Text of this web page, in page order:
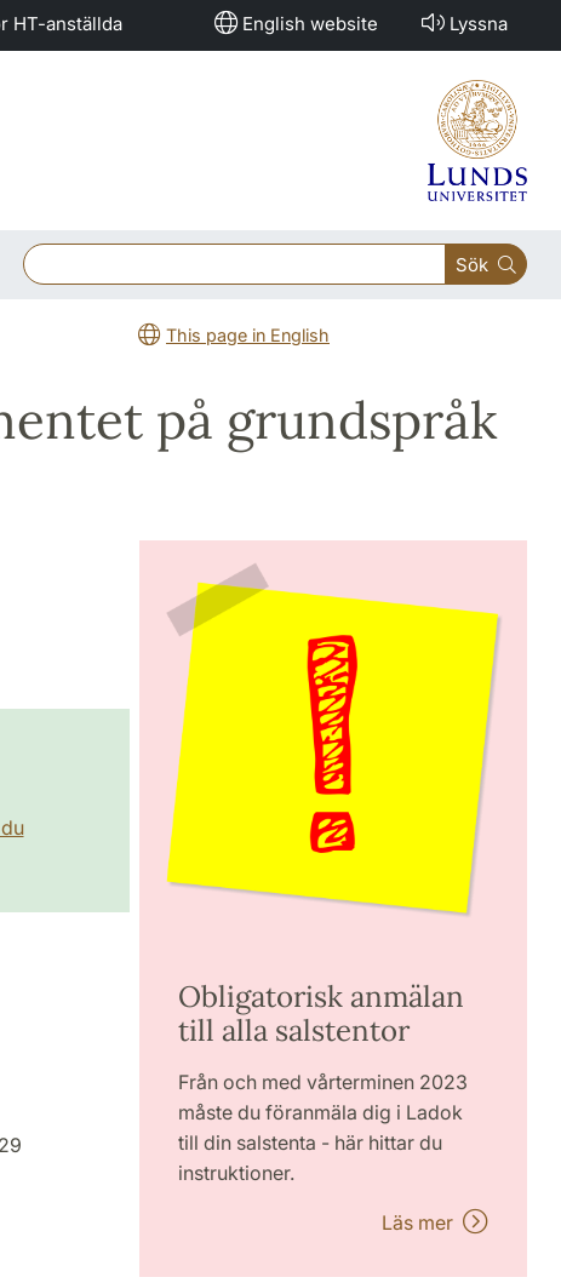
HT-anställda English website Lyssna
Sök
This page in English
på grundspråk
Obligatorisk anmälan
till alla salstentor
Från och med vårterminen 2023
måste du föranmäla dig i Ladok
till din salstenta - här hittar du
instruktioner.
Läs mer